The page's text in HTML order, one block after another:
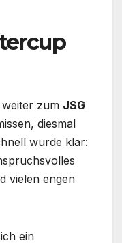
zum JSG
diesmal
wurde klar:
vielen engen
ein